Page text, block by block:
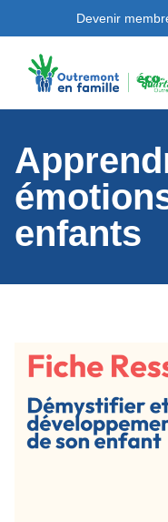
Devenir
enfants